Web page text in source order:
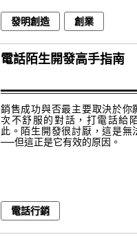
發明創造 創業
電話陌生開發高手指南
銷售成功與否最主要取決於你
次不舒服的對話，打電話給
此。陌生開發很討厭，這是無
──但這正是它有效的原因。
電話行銷